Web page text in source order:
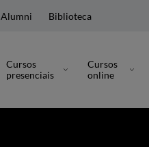
Alumni Biblioteca
Cursos
presenciais
Cursos
online